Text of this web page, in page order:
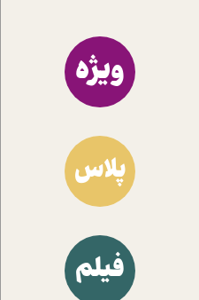
ویژه
پلاس
فیلم